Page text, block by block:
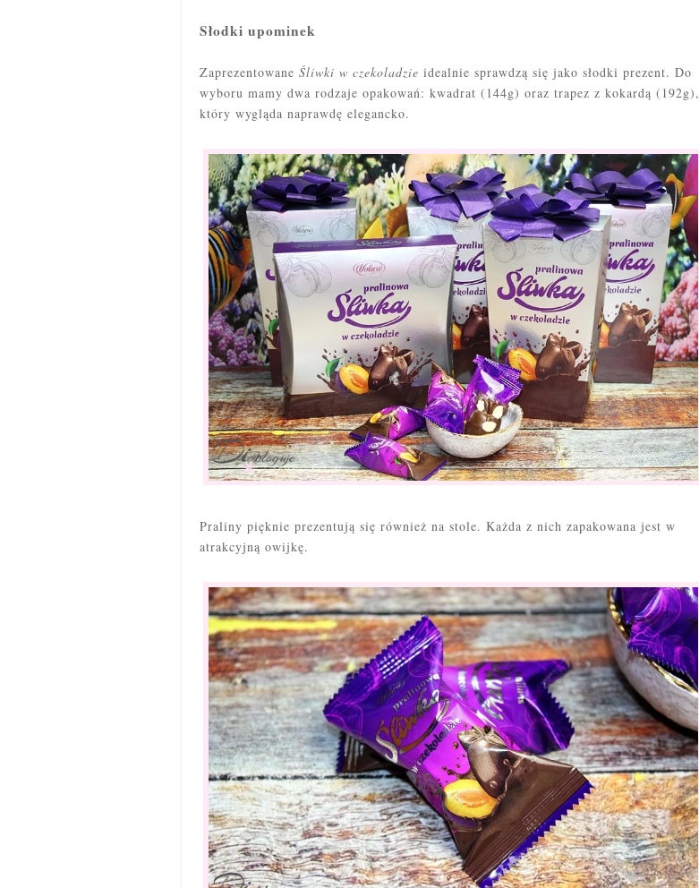
Słodki upominek
Zaprezentowane Śliwki w czekoladzie idealnie sprawdzą się jako słodki prezent. Do
wyboru mamy dwa rodzaje opakowań: kwadrat (144g) oraz trapez z kokardą (192g),
który wygląda naprawdę elegancko.
Praliny pięknie prezentują się również na stole. Każda z nich zapakowana jest w
atrakcyjną owijkę.